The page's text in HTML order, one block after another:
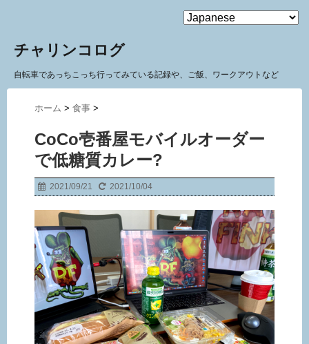
MENU
チャリンコログ
自転車であっちこっち行ってみている記録や、ご飯、ワークアウトなど
ホーム > 食事 >
CoCo壱番屋モバイルオーダー
で低糖質カレー?
2021/09/21 2021/10/04